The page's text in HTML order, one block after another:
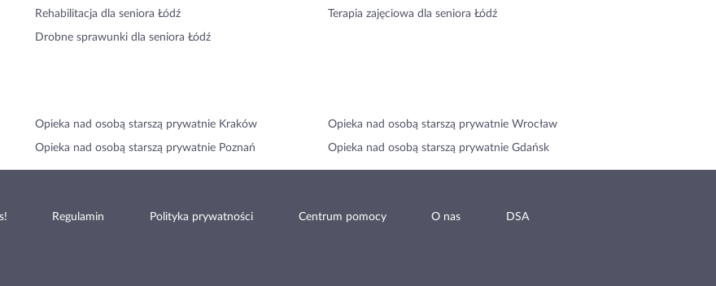
Rehabilitacja dla seniora Łódź Terapia zajęciowa dla seniora Łódź
Drobne sprawunki dla seniora Łódź
Opieka nad osobą starszą prywatnie Kraków Opieka nad osobą starszą prywatnie Wrocław
Opieka nad osobą starszą prywatnie Poznań Opieka nad osobą starszą prywatnie Gdańsk
Regulamin Polityka prywatności Centrum pomocy O nas DSA